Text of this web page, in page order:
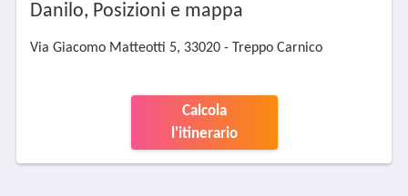
Danilo, Posizioni e mappa
Via Giacomo Matteotti 5, 33020 - Treppo Carnico
Calcola
l'itinerario